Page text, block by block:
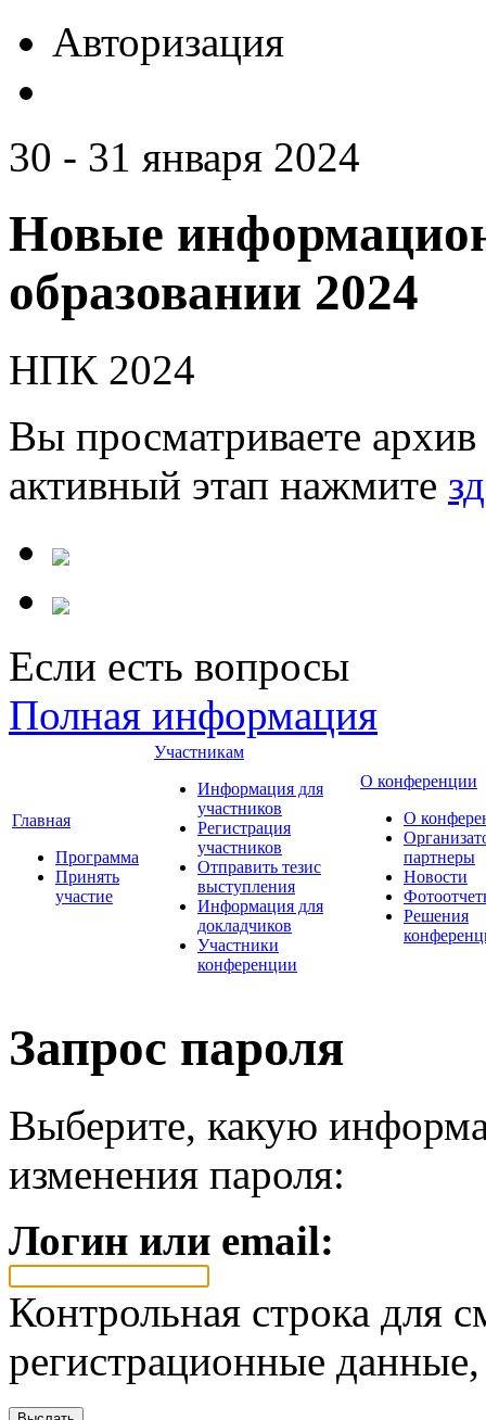
Авторизация
30 - 31 января 2024
Новые
образовании 2024
НПК 2024
Вы просматриваете
активный этап нажмите
Если есть вопросы
Полная информация
Главная
Программа
Принять
участие
Участникам
Информация для
участников
Регистрация
участников
Отправить тезис
выступления
Информация для
докладчиков
Участники
конференции
О конференции
О
партнеры
Новости
Решения
Запрос пароля
Выберите, какую
изменения пароля:
Логин или email:
Контрольная строка для
регистрационные